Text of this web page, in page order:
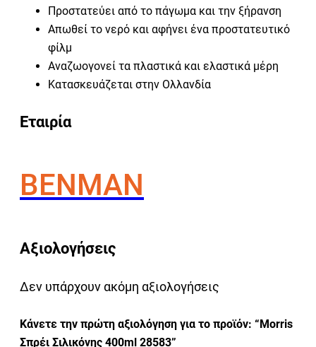
Προστατεύει από το πάγωμα και την ξήρανση
Απωθεί το νερό και αφήνει ένα προστατευτικό
φίλμ
Αναζωογονεί τα πλαστικά και ελαστικά μέρη
Κατασκευάζεται στην Ολλανδία
Εταιρία
BENMAN
Αξιολογήσεις
Δεν υπάρχουν ακόμη αξιολογήσεις
Κάνετε την πρώτη αξιολόγηση για το προϊόν: “Morris
Σπρέι Σιλικόνης 400ml 28583”